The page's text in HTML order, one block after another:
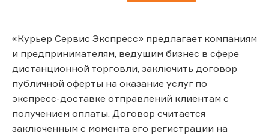
«Курьер Сервис Экспресс» предлагает компаниям
и предпринимателям, ведущим бизнес в сфере
дистанционной торговли, заключить договор
публичной оферты на оказание услуг по
экспресс-доставке отправлений клиентам с
получением оплаты. Договор считается
заключенным с момента его регистрации на